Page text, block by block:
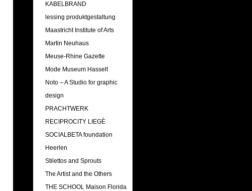
KABELBRAND
lessing produktgestaltung
Maastricht Institute of Arts
Martin Neuhaus
Meuse-Rhine Gazette
Mode Museum Hasselt
Noto – A Studio for graphic
design
PRACHTWERK
RECIPROCITY LIEGÈ
SOCIALBETA foundation
Heerlen
Stilettos and Sprouts
The Artist and the Others
THE SCHOOL Maison Florida